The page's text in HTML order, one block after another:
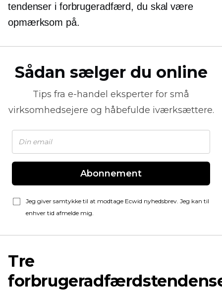
tendenser i forbrugeradfærd, du skal være
opmærksom på.
Sådan sælger du online
Tips fra e-handel eksperter for små
virksomhedsejere og håbefulde iværksættere.
Abonnement
Jeg giver samtykke til at modtage Ecwid nyhedsbrev. Jeg kan til
enhver tid afmelde mig.
Tre